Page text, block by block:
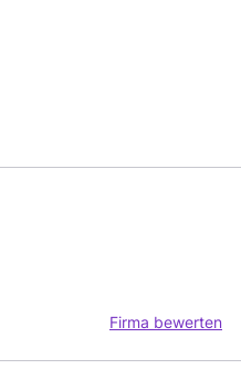
Firma bewerten